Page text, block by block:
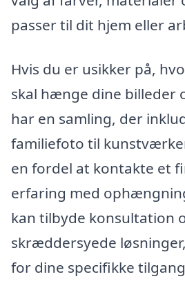
passer til dit hjem eller
Hvis du er usikker på,
skal hænge dine billeder
har en samling, der
familiefoto til
en fordel at kontakte et
erfaring med
kan tilbyde konsultation
skræddersyede
for dine specifikke